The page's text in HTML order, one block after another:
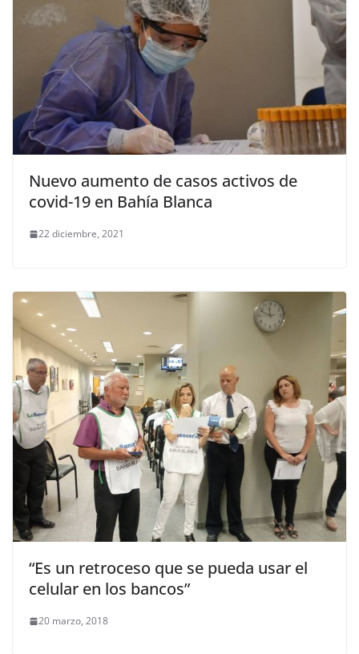
Nuevo aumento de casos activos de
covid-19 en Bahía Blanca
22 diciembre, 2021
“Es un retroceso que se pueda usar el
celular en los bancos”
20 marzo, 2018